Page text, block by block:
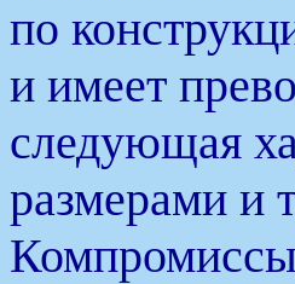
по
и имеет
следующая
размерами и